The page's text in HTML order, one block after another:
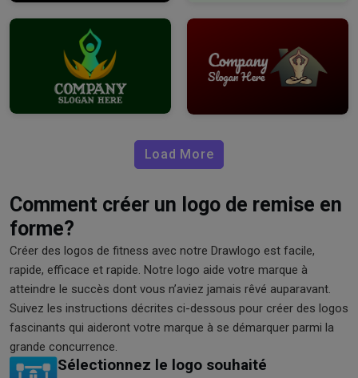
Load More
Comment créer un logo de remise en
forme?
Créer des logos de fitness avec notre Drawlogo est facile,
rapide, efficace et rapide. Notre logo aide votre marque à
atteindre le succès dont vous n’aviez jamais rêvé auparavant.
Suivez les instructions décrites ci-dessous pour créer des logos
fascinants qui aideront votre marque à se démarquer parmi la
grande concurrence.
Sélectionnez le logo souhaité